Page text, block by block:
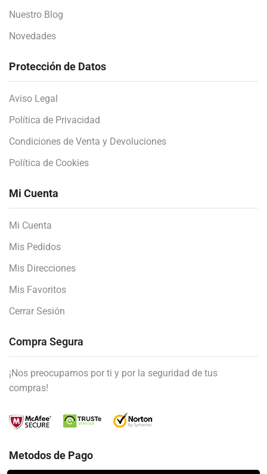
Nuestro Blog
Novedades
Protección de Datos
Aviso Legal
Política de Privacidad
Condiciones de Venta y Devoluciones
Política de Cookies
Mi Cuenta
Mi Cuenta
Mis Pedidos
Mis Direcciones
Mis Favoritos
Cerrar Sesión
Compra Segura
¡Nos preocupamos por ti y por la seguridad de tus
compras!
Metodos de Pago